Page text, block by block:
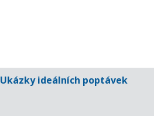
Ukázky ideálních poptávek